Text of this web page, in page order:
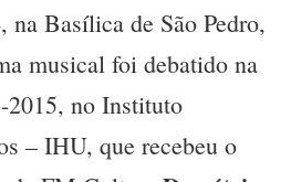
na Basílica de São Pedro,
musical foi debatido na
2015, no Instituto
– IHU, que recebeu o